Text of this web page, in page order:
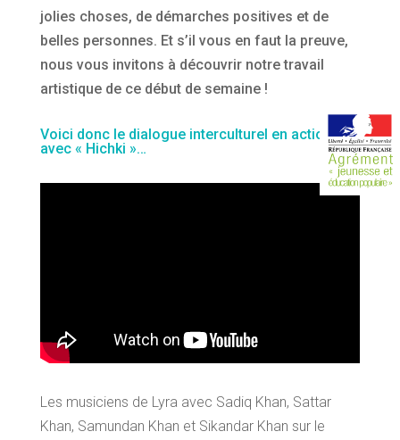
jolies choses, de démarches positives et de
belles personnes. Et s’il vous en faut la preuve,
nous vous invitons à découvrir notre travail
artistique de ce début de semaine !
Voici donc le dialogue interculturel en action
avec « Hichki »…
Les musiciens de Lyra avec Sadiq Khan, Sattar
Khan, Samundan Khan et Sikandar Khan sur le